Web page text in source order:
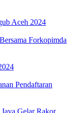
Aceh 2024
Forkopimda
Pendaftaran
Gelar Rakor